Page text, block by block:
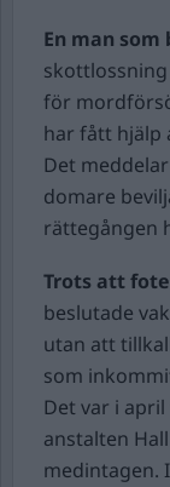
En man
för
har fått hjälp
Det
domare
rättegången
Trots att
beslutade
utan att
som
Det var i
anstalten
medintagen.